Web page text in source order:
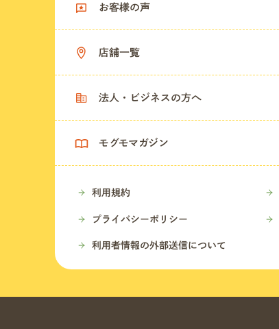
お客様の声
店舗一覧
法人・ビジネスの方へ
モグモマガジン
利用規約
プライバシーポリシー
利用者情報の外部送信について